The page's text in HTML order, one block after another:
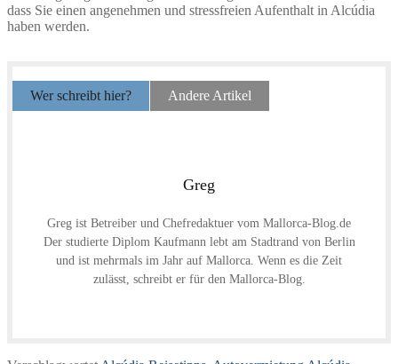
dass Sie einen angenehmen und stressfreien Aufenthalt in Alcúdia
haben werden.
Wer schreibt hier? Andere Artikel
Greg
Greg ist Betreiber und Chefredaktuer vom Mallorca-Blog.de
Der studierte Diplom Kaufmann lebt am Stadtrand von Berlin
und ist mehrmals im Jahr auf Mallorca. Wenn es die Zeit
zulässt, schreibt er für den Mallorca-Blog.